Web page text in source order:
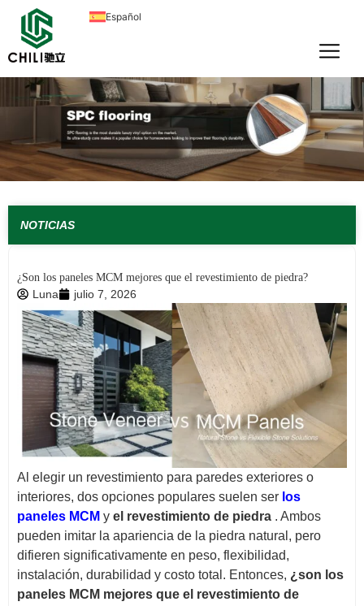
contenido
Español
NOTICIAS
¿Son los paneles MCM mejores que el revestimiento de piedra?
Luna julio 7, 2026
Al elegir un revestimiento para paredes exteriores o
interiores, dos opciones populares suelen ser los
paneles MCM y el revestimiento de piedra . Ambos
pueden imitar la apariencia de la piedra natural, pero
difieren significativamente en peso, flexibilidad,
instalación, durabilidad y costo total. Entonces, ¿son los
paneles MCM mejores que el revestimiento de